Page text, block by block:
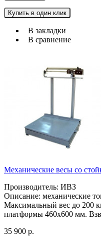
Купить в один клик
В закладки
В сравнение
Механические весы со
Производитель: ИВЗ
Описание: механические
Максимальный вес до 200
платформы 460х600 мм.
35 900 р.